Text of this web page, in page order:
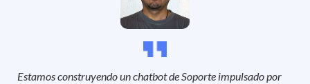
Estamos construyendo un chatbot de Soporte impulsado por